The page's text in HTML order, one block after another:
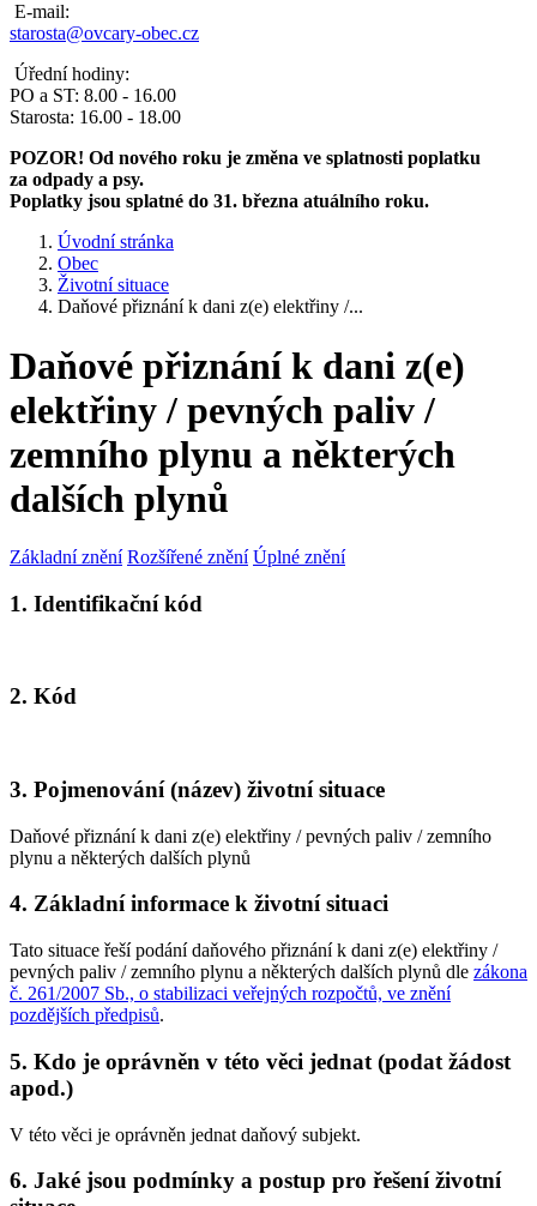
E-mail:
starosta@ovcary-obec.cz
Úřední hodiny:
PO a ST: 8.00 - 16.00
Starosta: 16.00 - 18.00
POZOR! Od nového roku je změna ve splatnosti poplatku
za odpady a psy.
Poplatky jsou splatné do 31. března atuálního roku.
Úvodní stránka
Obec
Životní situace
Daňové přiznání k dani z(e) elektřiny /...
Daňové přiznání k dani z(e)
elektřiny / pevných paliv /
zemního plynu a některých
dalších plynů
Základní znění Rozšířené znění Úplné znění
1. Identifikační kód
2. Kód
3. Pojmenování (název) životní situace
Daňové přiznání k dani z(e) elektřiny / pevných paliv / zemního
plynu a některých dalších plynů
4. Základní informace k životní situaci
Tato situace řeší podání daňového přiznání k dani z(e) elektřiny /
pevných paliv / zemního plynu a některých dalších plynů dle zákona
č. 261/2007 Sb., o stabilizaci veřejných rozpočtů, ve znění
pozdějších předpisů.
5. Kdo je oprávněn v této věci jednat (podat žádost
apod.)
V této věci je oprávněn jednat daňový subjekt.
6. Jaké jsou podmínky a postup pro řešení životní